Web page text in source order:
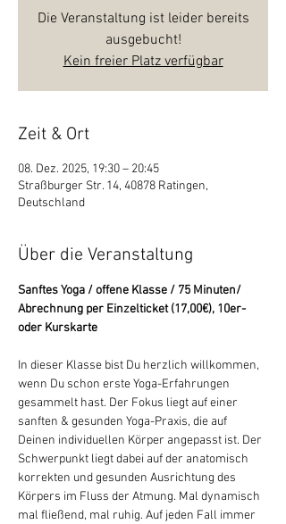
Die Veranstaltung ist leider bereits
ausgebucht!
Kein freier Platz verfügbar
Zeit & Ort
08. Dez. 2025, 19:30 – 20:45
Straßburger Str. 14, 40878 Ratingen,
Deutschland
Über die Veranstaltung
Sanftes Yoga / offene Klasse / 75 Minuten/
Abrechnung per Einzelticket (17,00€), 10er-
oder Kurskarte
In dieser Klasse bist Du herzlich willkommen,
wenn Du schon erste Yoga-Erfahrungen
gesammelt hast. Der Fokus liegt auf einer
sanften & gesunden Yoga-Praxis, die auf
Deinen individuellen Körper angepasst ist. Der
Schwerpunkt liegt dabei auf der anatomisch
korrekten und gesunden Ausrichtung des
Körpers im Fluss der Atmung. Mal dynamisch
mal fließend, mal ruhig. Auf jeden Fall immer